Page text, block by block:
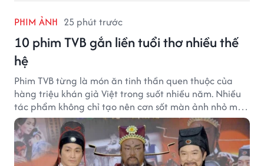
PHIM ẢNH 25 phút trước
10 phim TVB gắn liền tuổi thơ nhiều thế
hệ
Phim TVB từng là món ăn tinh thần quen thuộc của
hàng triệu khán giả Việt trong suốt nhiều năm. Nhiều
tác phẩm không chỉ tạo nên cơn sốt màn ảnh nhỏ mà
còn trở thành ký ức khó quên của cả một thế hệ.